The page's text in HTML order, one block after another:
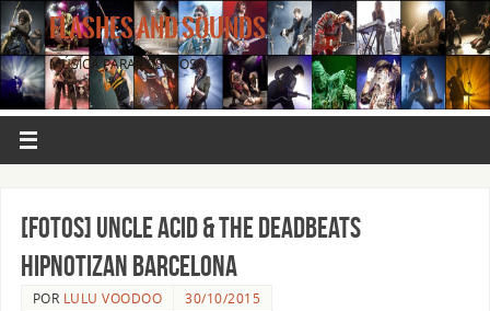
FLASHES AND SOUNDS
MÚSICA PARA LOS OJOS.
[FOTOS] UNCLE ACID & THE DEADBEATS
hipnotizan Barcelona
POR LULU VOODOO 30/10/2015